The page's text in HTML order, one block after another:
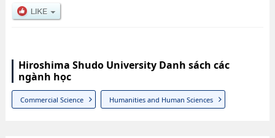
Hiroshima Shudo University Danh sách các
ngành học
Commercial Science Humanities and Human Sciences